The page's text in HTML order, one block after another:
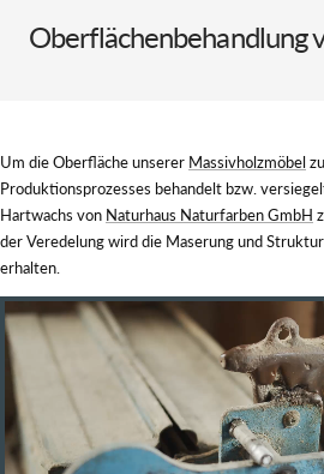
Oberflächenbehandlung
Um die Oberfläche unserer Massivholzmöbel
Produktionsprozesses behandelt bzw.
Hartwachs von Naturhaus Naturfarben GmbH
der Veredelung wird die Maserung und
erhalten.